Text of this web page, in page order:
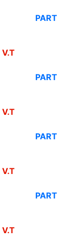
PART
V.T
PART
V.T
PART
V.T
PART
V.T